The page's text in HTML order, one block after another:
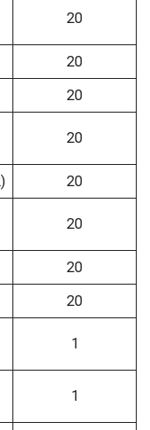
20
20
20
20
20
20
20
20
1
1